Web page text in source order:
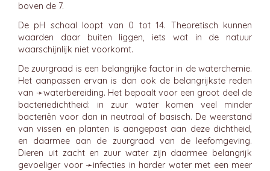
boven de 7.
De pH schaal loopt van 0 tot 14. Theoretisch kunnen
waarden daar buiten liggen, iets wat in de natuur
waarschijnlijk niet voorkomt.
De zuurgraad is een belangrijke factor in de waterchemie.
Het aanpassen ervan is dan ook de belangrijkste reden
van ➛waterbereiding. Het bepaalt voor een groot deel de
bacteriedichtheid: in zuur water komen veel minder
bacteriën voor dan in neutraal of basisch. De weerstand
van vissen en planten is aangepast aan deze dichtheid,
en daarmee aan de zuurgraad van de leefomgeving.
Dieren uit zacht en zuur water zijn daarmee belangrijk
gevoeliger voor ➛infecties in harder water met een meer